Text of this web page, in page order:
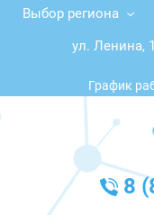
Выбор региона
ул. Ленина,
График
8